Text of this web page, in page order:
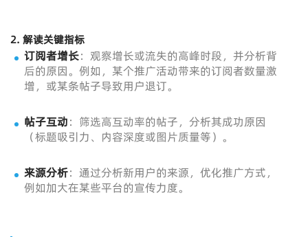
2. 解读关键指标
订阅者增长：观察增长或流失的高峰时段，并分析背
后的原因。例如，某个推广活动带来的订阅者数量激
增，或某条帖子导致用户退订。
帖子互动：筛选高互动率的帖子，分析其成功原因
（标题吸引力、内容深度或图片质量等）。
来源分析：通过分析新用户的来源，优化推广方式，
例如加大在某些平台的宣传力度。